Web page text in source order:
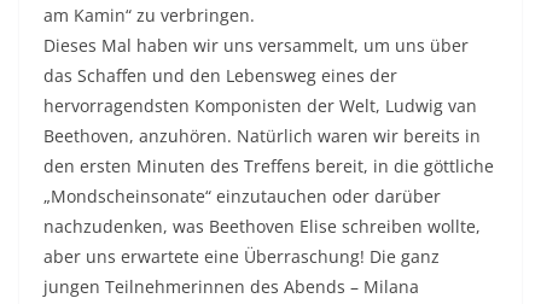
am Kamin“ zu verbringen.
Dieses Mal haben wir uns versammelt, um uns über
das Schaffen und den Lebensweg eines der
hervorragendsten Komponisten der Welt, Ludwig van
Beethoven, anzuhören. Natürlich waren wir bereits in
den ersten Minuten des Treffens bereit, in die göttliche
„Mondscheinsonate“ einzutauchen oder darüber
nachzudenken, was Beethoven Elise schreiben wollte,
aber uns erwartete eine Überraschung! Die ganz
jungen Teilnehmerinnen des Abends – Milana